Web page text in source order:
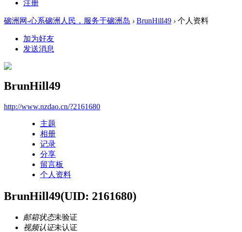
注册
硇洲网-心系硇洲人民，服务于硇洲岛 › BrunHill49 › 个人资料
加为好友
发送消息
BrunHill49
http://www.nzdao.cn/?2161680
主题
相册
记录
分享
留言板
个人资料
BrunHill49(UID: 2161680)
邮箱状态未验证
视频认证未认证